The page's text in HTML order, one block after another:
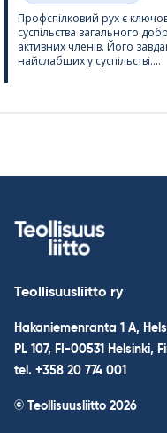
Профспілковий рух є
суспільства загального
активних членів. Його
найслабших у суспільстві....
Teollisuusliitto ry
Hakaniemenranta 1 A,
PL 107, FI-00531 Helsinki,
tel. +358 20 774 001
© Teollisuusliitto 2026